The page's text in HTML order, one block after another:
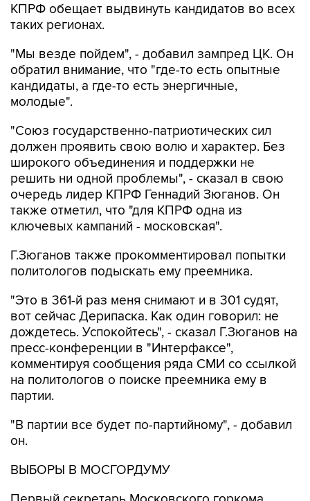
КПРФ обещает выдвинуть кандидатов во всех
таких регионах.
"Мы везде пойдем", - добавил зампред ЦК. Он
обратил внимание, что "где-то есть опытные
кандидаты, а где-то есть энергичные,
молодые".
"Союз государственно-патриотических сил
должен проявить свою волю и характер. Без
широкого объединения и поддержки не
решить ни одной проблемы", - сказал в свою
очередь лидер КПРФ Геннадий Зюганов. Он
также отметил, что "для КПРФ одна из
ключевых кампаний - московская".
Г.Зюганов также прокомментировал попытки
политологов подыскать ему преемника.
"Это в 361-й раз меня снимают и в 301 судят,
вот сейчас Дерипаска. Как один говорил: не
дождетесь. Успокойтесь", - сказал Г.Зюганов на
пресс-конференции в "Интерфаксе",
комментируя сообщения ряда СМИ со ссылкой
на политологов о поиске преемника ему в
партии.
"В партии все будет по-партийному", - добавил
он.
ВЫБОРЫ В МОСГОРДУМУ